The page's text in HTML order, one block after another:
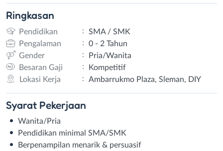
Ringkasan
Pendidikan :
SMA / SMK
Pengalaman
:
0 - 2 Tahun
Gender
:
Pria/Wanita
Besaran Gaji
:
Kompetitif
Lokasi Kerja
: Ambarrukmo Plaza, Sleman, DIY
Syarat Pekerjaan
Wanita/Pria
Pendidikan minimal SMA/SMK
Berpenampilan menarik & persuasif